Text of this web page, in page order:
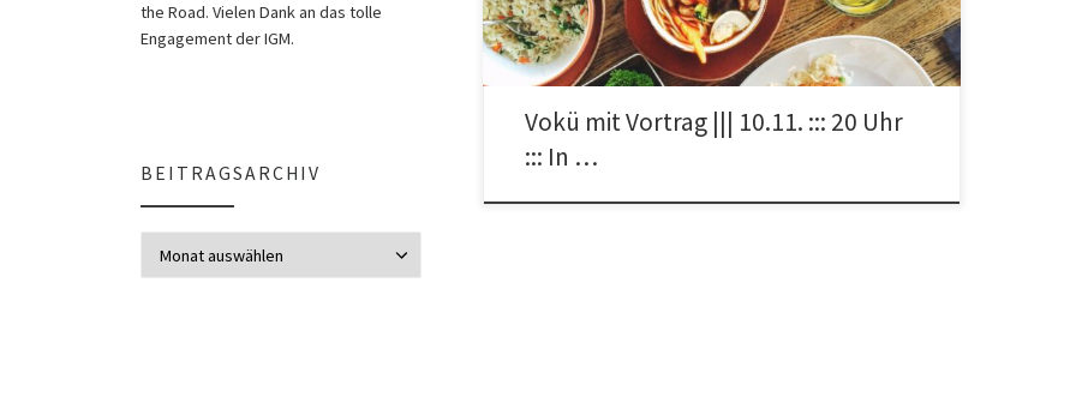
Vokü mit Vortrag ||| 10.11. ::: 20 Uhr
::: In …
the Road. Vielen Dank an das tolle
Engagement der IGM.
BEITRAGSARCHIV